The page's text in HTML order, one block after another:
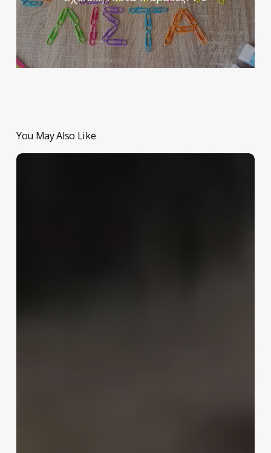
You May Also Like